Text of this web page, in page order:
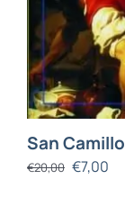
San
€20,00 €7,00